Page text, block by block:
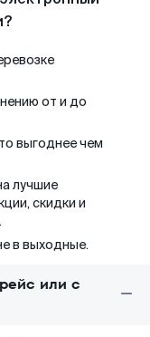
от и до
выгоднее чем
лучшие
скидки и
в выходные.
или с